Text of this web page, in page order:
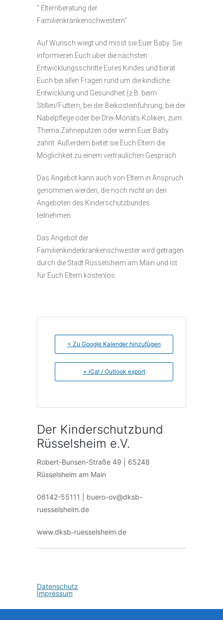
“ Elternberatung der
Familienkrankenschwestern“.
Auf Wunsch wiegt und misst sie Euer Baby. Sie
informieren Euch über die nächsten
Entwicklungsschritte Eures Kindes und berät
Euch bei allen Fragen rund um die kindliche
Entwicklung und Gesundheit (z.B. beim
Stillen/Füttern, bei der Beikosteinführung, bei der
Nabelpflege oder bei Drei-Monats-Koliken, zum
Thema Zähneputzen oder wenn Euer Baby
zahnt. Außerdem bietet sie Euch Eltern die
Möglichkeit zu einem vertraulichen Gespräch.
Das Angebot kann auch von Eltern in Anspruch
genommen werden, die noch nicht an den
Angeboten des Kinderschutzbundes
teilnehmen.
Das Angebot der
Familienkinderkrankenschwester wird getragen
durch die Stadt Rüsselsheim am Main und ist
für Euch Eltern kostenlos.
+ Zu Google Kalender hinzufügen
+ iCal / Outlook export
Der Kinderschutzbund
Rüsselsheim e.V.
Robert-Bunsen-Straße 49 | 65248
Rüsselsheim am Main
06142-55111 | buero-ov@dksb-
ruesselsheim.de
www.dksb-ruesselsheim.de
Datenschutz
Impressum